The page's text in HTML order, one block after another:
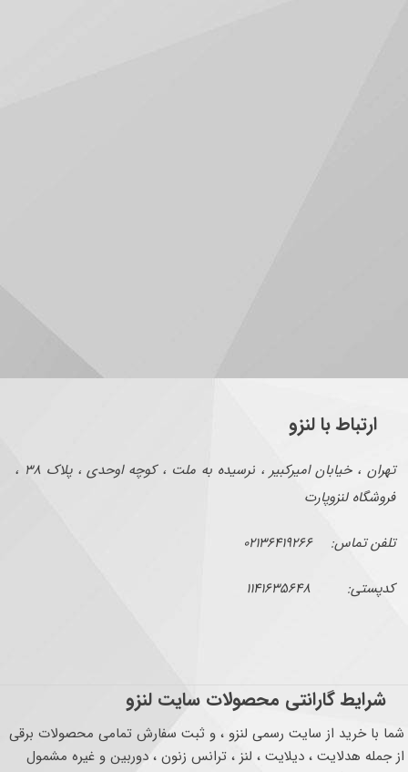
ارتباط با لنزو
تهران ، خیابان امیرکبیر ، نرسیده به ملت ، کوچه اوحدی ، پلاک ۳۸ ،
فروشگاه لنزوپارت
تلفن تماس: ۰۲۱۳۶۴۱۹۲۶۶
کدپستی: ۱۱۴۱۶۳۵۶۴۸
شرایط گارانتی محصولات سایت لنزو
شما با خرید از سایت رسمی لنزو ، و ثبت سفارش تمامی محصولات برقی
از جمله هدلایت ، دیلایت ، لنز ، ترانس زنون ، دوربین و غیره مشمول